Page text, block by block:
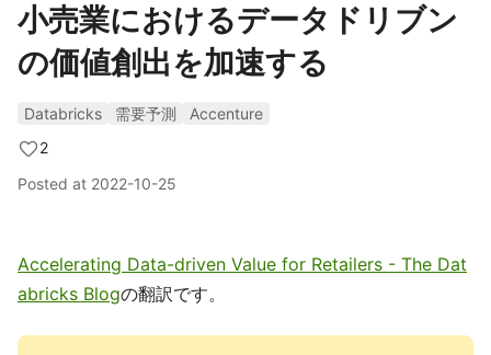
小売業におけるデータドリブン
の価値創出を加速する
Databricks 需要予測
Accenture
2
Posted at 2022-10-25
Accelerating Data-driven Value for Retailers - The Dat
abricks Blogの翻訳です。